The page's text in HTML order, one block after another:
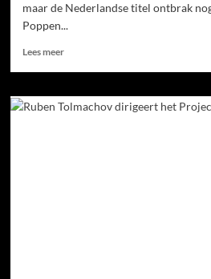
maar de Nederlandse titel ontbrak
Poppen...
Lees meer